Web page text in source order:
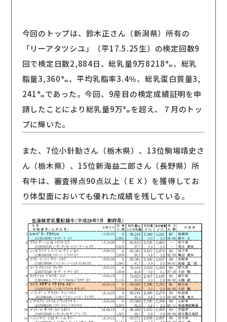
今回のトップは、鈴木正さん（新潟県）所有の
「リーアタツシユ」（平17.5.25生）の検定回数9
回で検定日数2,884日、総乳量9万8218㌔、総乳
脂量3,360㌔、平均乳脂率3.4％、総乳蛋白質量3,
241㌔であった。今回、9産目の検定成績証明を申
請したことにより総乳量9万㌔を超え、７月のトッ
プに輝いた。
また、7位小針勤さん（栃木県）、13位駒場靖史さ
ん（栃木県）、15位新海益二郎さん（長野県）所
有牛は、審査得点90点以上（ＥＸ）を獲得してお
り体型面においても優れた成績を残している。